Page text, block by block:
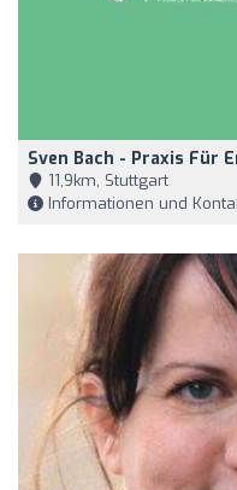
Sven Bach - Praxis Für
11,9km, Stuttgart
Informationen und